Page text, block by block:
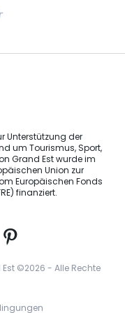
Mail an
Unterstützung der
um Tourismus, Sport,
Grand Est wurde im
Union zur
Europäischen Fonds
finanziert.
©2026 - Alle Rechte